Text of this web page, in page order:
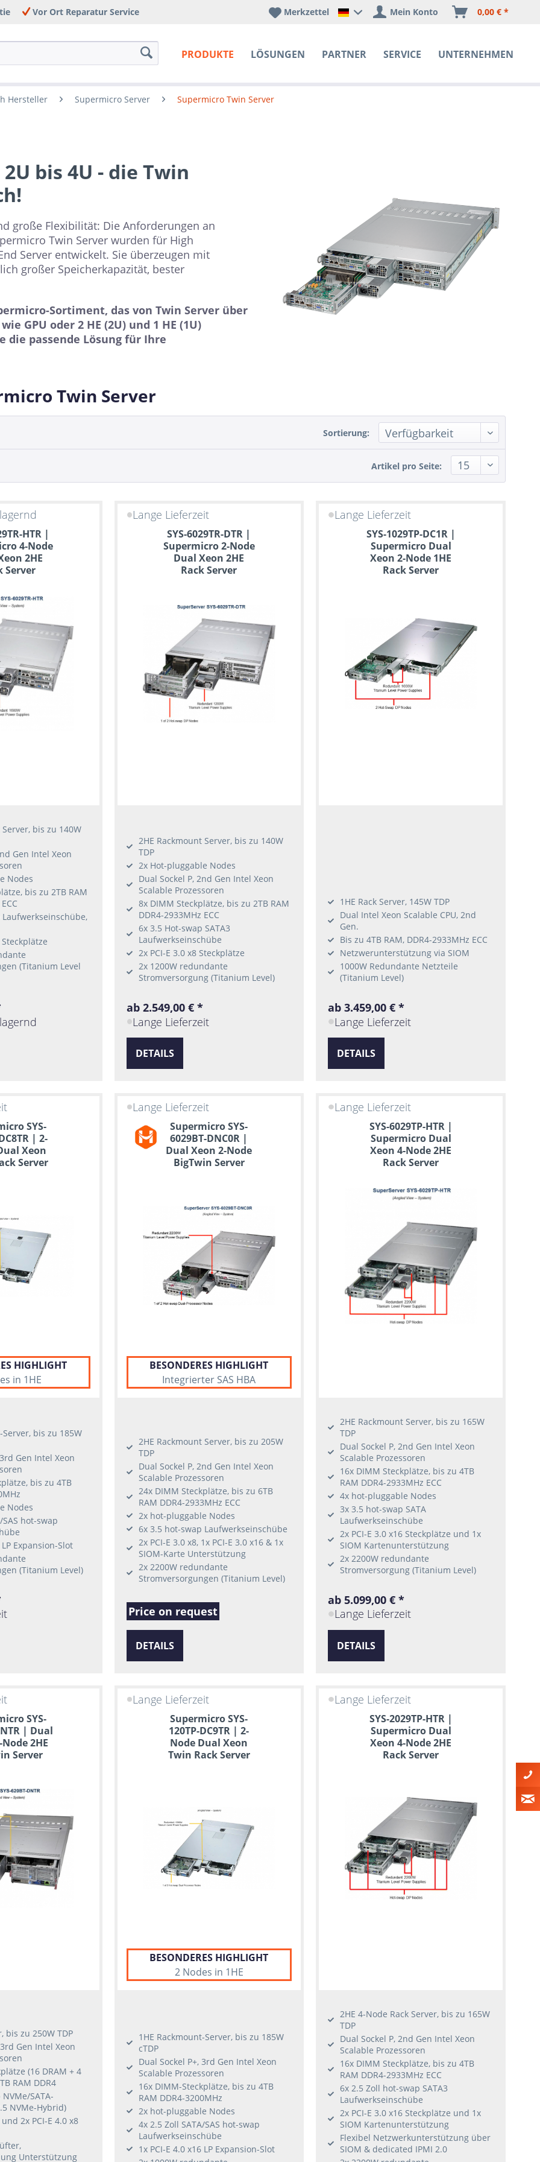
Vor Ort Reparatur Service
PRODUKTE LÖSUNGEN PARTNER SERVICE UNTERNEHMEN
Happyware Deutschland
Merkzettel Mein Konto 0,00 € *
Hersteller Supermicro Server Supermicro Twin Server
bis 4U - die Twin
große Flexibilität: Die Anforderungen an
Twin Server wurden für High
Server entwickelt. Sie überzeugen mit
großer Speicherkapazität, bester
Sortiment, das von Twin Server über
GPU oder 2 HE (2U) und 1 HE (1U)
die passende Lösung für Ihre
Twin Server
Sortierung:
Artikel pro Seite:
HTR |
4-Node
2HE
Server
bis zu 140W
Gen Intel Xeon
Nodes
bis zu 2TB RAM
Steckplätze
(Titanium Level
Lange Lieferzeit
SYS-6029TR-DTR |
Supermicro 2-Node
Dual Xeon 2HE
Rack Server
2HE Rackmount Server, bis zu 140W
TDP
2x Hot-pluggable Nodes
Dual Sockel P, 2nd Gen Intel Xeon
Scalable Prozessoren
8x DIMM Steckplätze, bis zu 2TB RAM
DDR4-2933MHz ECC
6x 3.5 Hot-swap SATA3
Laufwerkseinschübe
2x PCI-E 3.0 x8 Steckplätze
2x 1200W redundante
Stromversorgung (Titanium Level)
ab 2.549,00 € *
Lange Lieferzeit
DETAILS
Lange Lieferzeit
SYS-1029TP-DC1R |
Supermicro Dual
Xeon 2-Node 1HE
Rack Server
1HE Rack Server, 145W TDP
Dual Intel Xeon Scalable CPU, 2nd
Gen.
Bis zu 4TB RAM, DDR4-2933MHz ECC
Netzwerunterstützung via SIOM
1000W Redundante Netzteile
(Titanium Level)
ab 3.459,00 € *
Lange Lieferzeit
DETAILS
SYS-
| 2-
Xeon
Server
HIGHLIGHT
in 1HE
Server, bis zu 185W
Gen Intel Xeon
bis zu 4TB
Nodes
SAS hot-swap
LP Expansion-Slot
(Titanium Level)
Lange Lieferzeit
Supermicro SYS-
6029BT-DNC0R |
Dual Xeon 2-Node
BigTwin Server
BESONDERES HIGHLIGHT
Integrierter SAS HBA
2HE Rackmount Server, bis zu 205W
TDP
Dual Sockel P, 2nd Gen Intel Xeon
Scalable Prozessoren
24x DIMM Steckplätze, bis zu 6TB
RAM DDR4-2933MHz ECC
2x hot-pluggable Nodes
6x 3.5 hot-swap Laufwerkseinschübe
2x PCI-E 3.0 x8, 1x PCI-E 3.0 x16 & 1x
SIOM-Karte Unterstützung
2x 2200W redundante
Stromversorgungen (Titanium Level)
Price on request
DETAILS
Lange Lieferzeit
SYS-6029TP-HTR |
Supermicro Dual
Xeon 4-Node 2HE
Rack Server
2HE Rackmount Server, bis zu 165W
TDP
Dual Sockel P, 2nd Gen Intel Xeon
Scalable Prozessoren
16x DIMM Steckplätze, bis zu 4TB
RAM DDR4-2933MHz ECC
4x hot-pluggable Nodes
3x 3.5 hot-swap SATA
Laufwerkseinschübe
2x PCI-E 3.0 x16 Steckplätze und 1x
SIOM Kartenunterstützung
2x 2200W redundante
Stromversorgung (Titanium Level)
ab 5.099,00 € *
Lange Lieferzeit
DETAILS
SYS-
| Dual
2HE
Server
bis zu 250W TDP
Gen Intel Xeon
(16 DRAM + 4
RAM DDR4
SATA-
NVMe-Hybrid)
2x PCI-E 4.0 x8
Unterstützung
Lange Lieferzeit
Supermicro SYS-
120TP-DC9TR | 2-
Node Dual Xeon
Twin Rack Server
BESONDERES HIGHLIGHT
2 Nodes in 1HE
1HE Rackmount-Server, bis zu 185W
cTDP
Dual Sockel P+, 3rd Gen Intel Xeon
Scalable Prozessoren
16x DIMM-Steckplätze, bis zu 4TB
RAM DDR4-3200MHz
2x hot-pluggable Nodes
4x 2.5 Zoll SATA/SAS hot-swap
Laufwerkseinschübe
1x PCI-E 4.0 x16 LP Expansion-Slot
Lange Lieferzeit
SYS-2029TP-HTR |
Supermicro Dual
Xeon 4-Node 2HE
Rack Server
2HE 4-Node Rack Server, bis zu 165W
TDP
Dual Sockel P, 2nd Gen Intel Xeon
Scalable Prozessoren
16x DIMM Steckplätze, bis zu 4TB
RAM DDR4-2933MHz ECC
6x 2.5 Zoll hot-swap SATA3
Laufwerkseinschübe
2x PCI-E 3.0 x16 Steckplätze und 1x
SIOM Kartenunterstützung
Flexibel Netzwerkunterstützung über
SIOM & dedicated IPMI 2.0